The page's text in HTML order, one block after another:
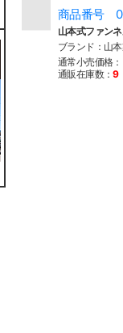
商品番号
山本式ファン
ブランド：山
通常小売価格：
通販在庫数：9